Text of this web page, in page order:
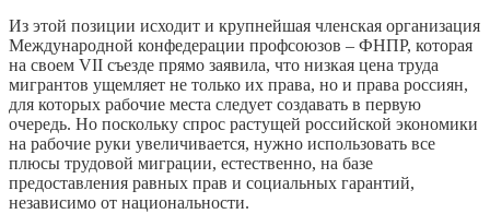
Из этой позиции исходит и крупнейшая членская организация
Международной конфедерации профсоюзов – ФНПР, которая
на своем VII съезде прямо заявила, что низкая цена труда
мигрантов ущемляет не только их права, но и права россиян,
для которых рабочие места следует создавать в первую
очередь. Но поскольку спрос растущей российской экономики
на рабочие руки увеличивается, нужно использовать все
плюсы трудовой миграции, естественно, на базе
предоставления равных прав и социальных гарантий,
независимо от национальности.